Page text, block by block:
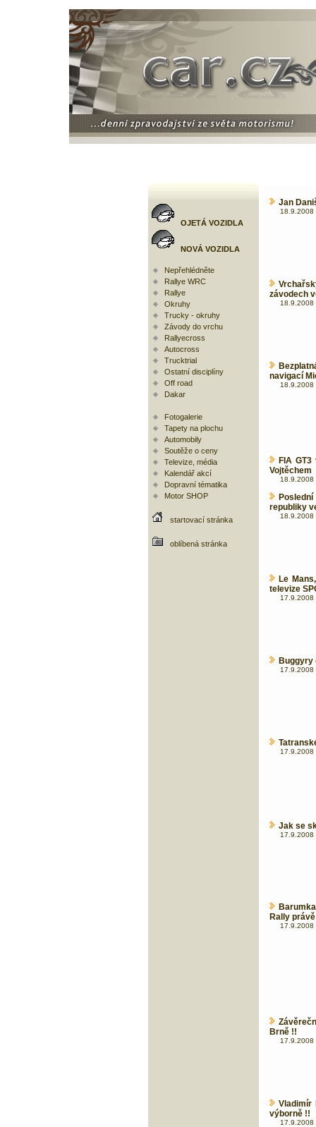
OJETÁ VOZIDLA
NOVÁ VOZIDLA
Nepřehlédněte
Rallye WRC
Rallye
Okruhy
Trucky - okruhy
Závody do vrchu
Rallyecross
Autocross
Trucktrial
Ostatní disciplíny
Off road
Dakar
Fotogalerie
Tapety na plochu
Automobily
Soutěže o ceny
Televize, média
Kalendář akcí
Dopravní tématika
Motor SHOP
startovací stránka
oblíbená stránka
Jan
18.9.2008
závodech
18.9.2008
navigací
18.9.2008
FIA
Vojtěchem
18.9.2008
republiky
18.9.2008
Le
televize
17.9.2008
Buggyry
17.9.2008
17.9.2008
Jak se
17.9.2008
Rally
17.9.2008
Brně !!
17.9.2008
Vladimír
výborně !!
17.9.2008